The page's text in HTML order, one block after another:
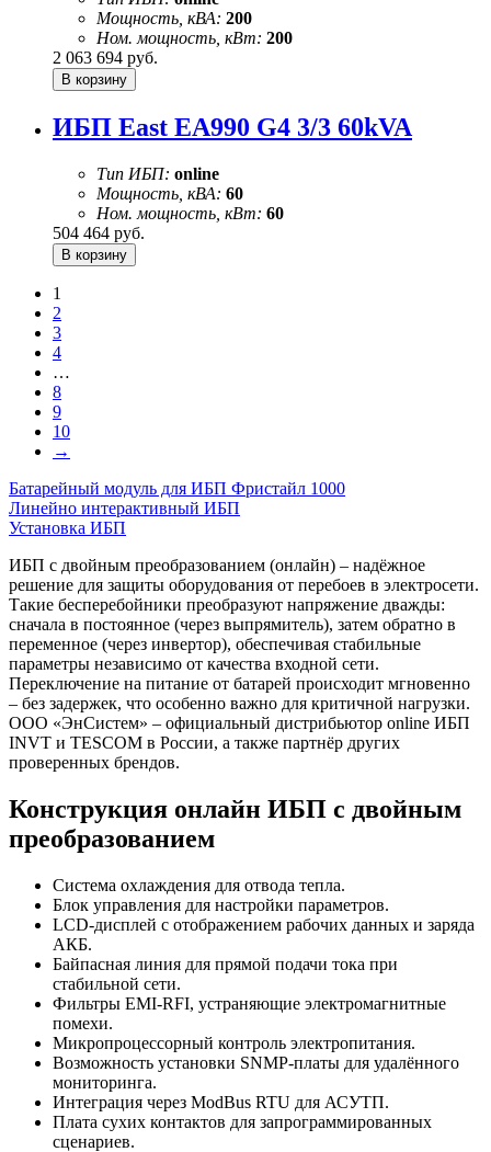
Мощность, кВА: 200
Ном. мощность, кВт: 200
2 063 694 руб.
ИБП East EA990 G4 3/3 60kVA
Тип ИБП: online
Мощность, кВА: 60
Ном. мощность, кВт: 60
504 464 руб.
1
2
3
4
…
8
9
10
→
Батарейный модуль для ИБП Фристайл 1000
Линейно интерактивный ИБП
Установка ИБП
ИБП с двойным преобразованием (онлайн) – надёжное
решение для защиты оборудования от перебоев в электросети.
Такие бесперебойники преобразуют напряжение дважды:
сначала в постоянное (через выпрямитель), затем обратно в
переменное (через инвертор), обеспечивая стабильные
параметры независимо от качества входной сети.
Переключение на питание от батарей происходит мгновенно
– без задержек, что особенно важно для критичной нагрузки.
ООО «ЭнСистем» – официальный дистрибьютор online ИБП
INVT и TESCOM в России, а также партнёр других
проверенных брендов.
Конструкция онлайн ИБП с двойным
преобразованием
Система охлаждения для отвода тепла.
Блок управления для настройки параметров.
LCD-дисплей с отображением рабочих данных и заряда
АКБ.
Байпасная линия для прямой подачи тока при
стабильной сети.
Фильтры EMI-RFI, устраняющие электромагнитные
помехи.
Микропроцессорный контроль электропитания.
Возможность установки SNMP-платы для удалённого
мониторинга.
Интеграция через ModBus RTU для АСУТП.
Плата сухих контактов для запрограммированных
сценариев.